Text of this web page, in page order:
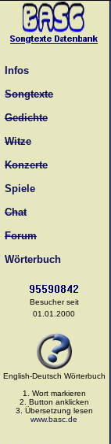
Infos
Songtexte
Gedichte
Witze
Konzerte
Spiele
Chat
Forum
Wörterbuch
Besucher seit
01.01.2000
English-Deutsch Wörterbuch
1. Wort markieren
2. Button anklicken
3. Übersetzung lesen
www.basc.de